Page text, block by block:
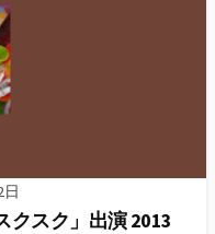
日
クスク」出演 2013